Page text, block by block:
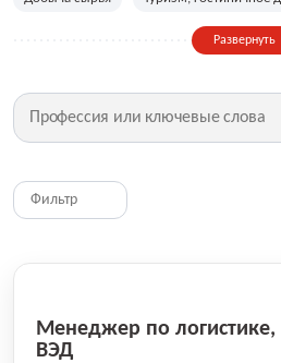
Дизайн,
Фитнес, красота, спорт Страхование
Медицина, фармацевтика Маркетинг,
HR, управление персоналом
Топ менеджмент, руководители
Развернуть
Фильтр
Менеджер по
ВЭД